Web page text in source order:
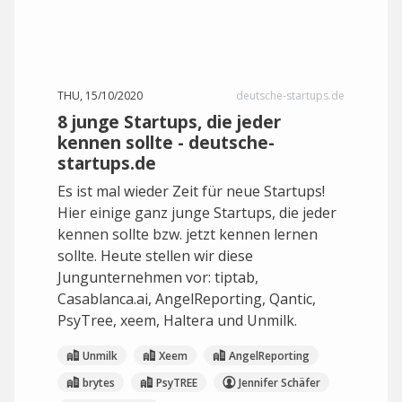
THU, 15/10/2020 deutsche-startups.de
8 junge Startups, die jeder
kennen sollte - deutsche-
startups.de
Es ist mal wieder Zeit für neue Startups!
Hier einige ganz junge Startups, die jeder
kennen sollte bzw. jetzt kennen lernen
sollte. Heute stellen wir diese
Jungunternehmen vor: tiptab,
Casablanca.ai, AngelReporting, Qantic,
PsyTree, xeem, Haltera und Unmilk.
Unmilk Xeem
AngelReporting
brytes
PsyTREE
Jennifer Schäfer